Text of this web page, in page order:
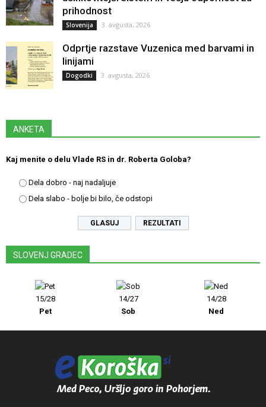
prihodnost
Slovenija 3. avgusta, 2026
Odprtje razstave Vuzenica med barvami in
linijami
Dogodki 3. avgusta, 2026
ANKETA
Kaj menite o delu Vlade RS in dr. Roberta Goloba?
Dela dobro - naj nadaljuje
Dela slabo - bolje bi bilo, če odstopi
REZULTATI
SLOVENJ GRADEC
15/28
Pet
14/27
Sob
14/28
Ned